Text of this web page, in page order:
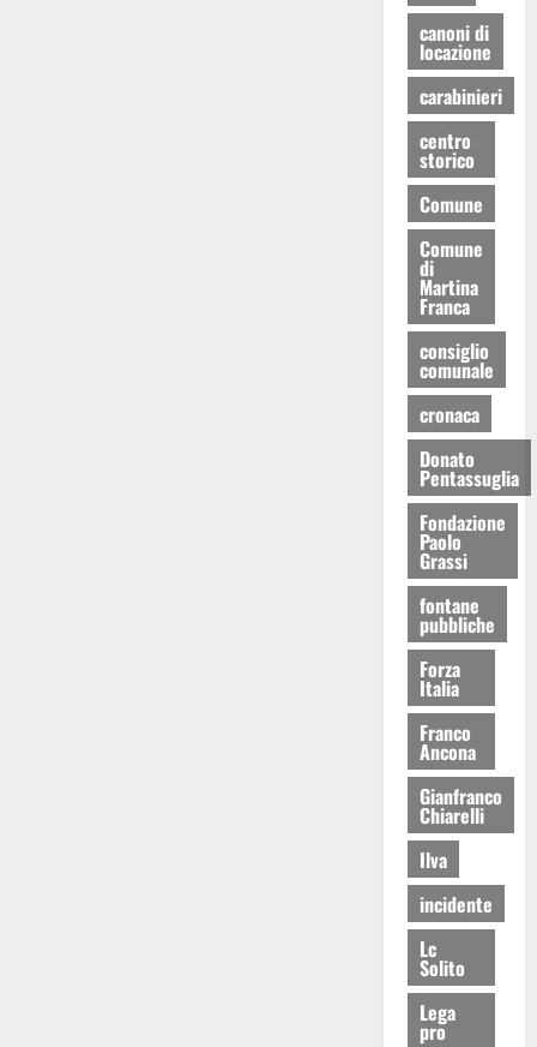
canoni di
locazione
carabinieri
centro
storico
Comune
Comune
di
Martina
Franca
consiglio
comunale
cronaca
Donato
Pentassuglia
Fondazione
Paolo
Grassi
fontane
pubbliche
Forza
Italia
Franco
Ancona
Gianfranco
Chiarelli
Ilva
incidente
Lc
Solito
Lega
pro